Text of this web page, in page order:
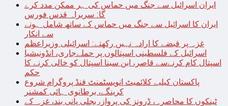
ایران اسرائیل سے جنگ میں حماس کی ہر ممکن مدد کرے
گا: سربراہ قدس فورس
ایران کا اسرائیل سے جنگ میں حماس کے ساتھ شامل ہونے
سے انکار
غزہ پر قبضے کا ارادہ نہیں رکھتے: اسرائیلی وزیراعظم
اسرائیل کے فلسطینی اسپتالوں پر حملےجاری، انڈونیشیا
اسپتال کام کرنےسے قاصر، ابن سینا اسپتال کو خالی کرنے کا
حکم
پاکستان کیلیے کلائمیٹ انویسٹمنٹ فنڈ پروگرام شروع
کرینگے، برطانوی ہائی کمشنر
ٹینکوں کا محاصرہ، ڈرونز کی پرواز، بجلی پانی بند، غزہ کے